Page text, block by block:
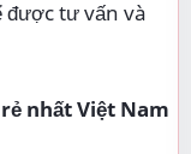
được tư vấn và
nhất Việt Nam